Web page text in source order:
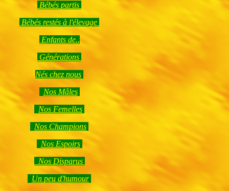
Bébés partis
Bébés restés à l'élevage
Enfants de..
Générations
Nés chez nous
Nos Mâles
Nos Femelles
Nos Champions
Nos Espoirs
Nos Disparus
Un peu d'humour